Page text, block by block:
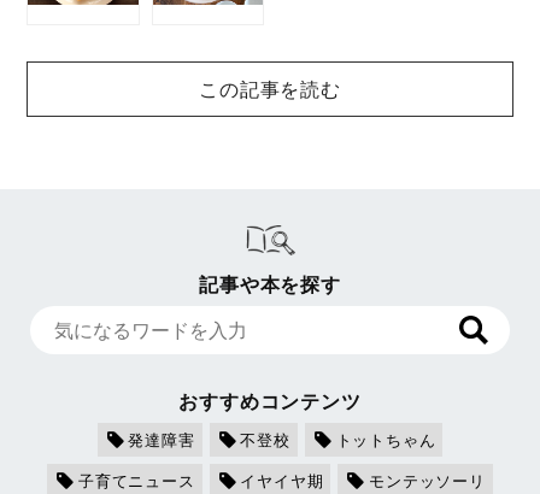
この記事を読む
記事や本を探す
おすすめコンテンツ
発達障害 不登校
トットちゃん
子育てニュース
イヤイヤ期
モンテッソーリ